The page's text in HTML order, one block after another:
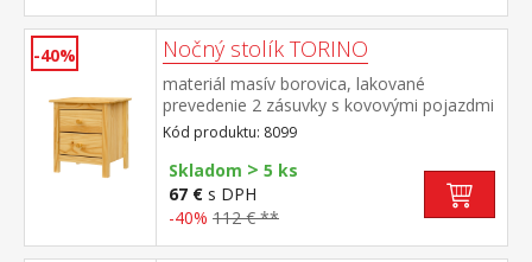
-40% Nočný stolík TORINO
materiál masív borovica, lakované
prevedenie 2 zásuvky s kovovými pojazdmi
Kód produktu: 8099
Skladom > 5 ks
67 € s DPH
-40% 112 € **